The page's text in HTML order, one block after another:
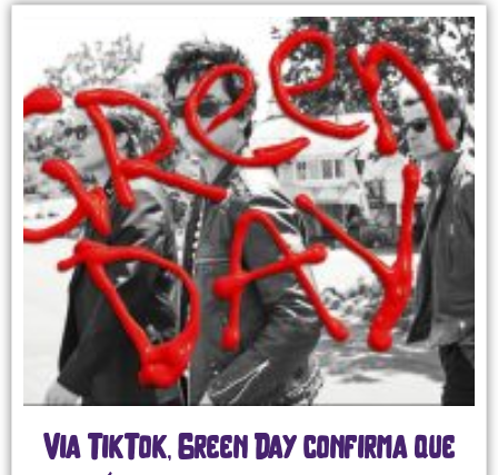
Via TikTok, Green Day confirma que